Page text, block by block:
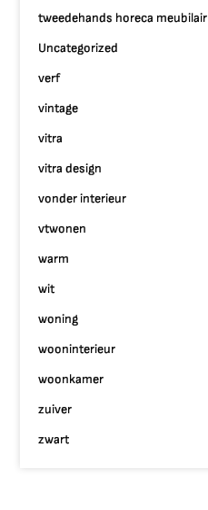
tweedehands horeca meubilair
Uncategorized
verf
vintage
vitra
vitra design
vonder interieur
vtwonen
warm
wit
woning
wooninterieur
woonkamer
zuiver
zwart